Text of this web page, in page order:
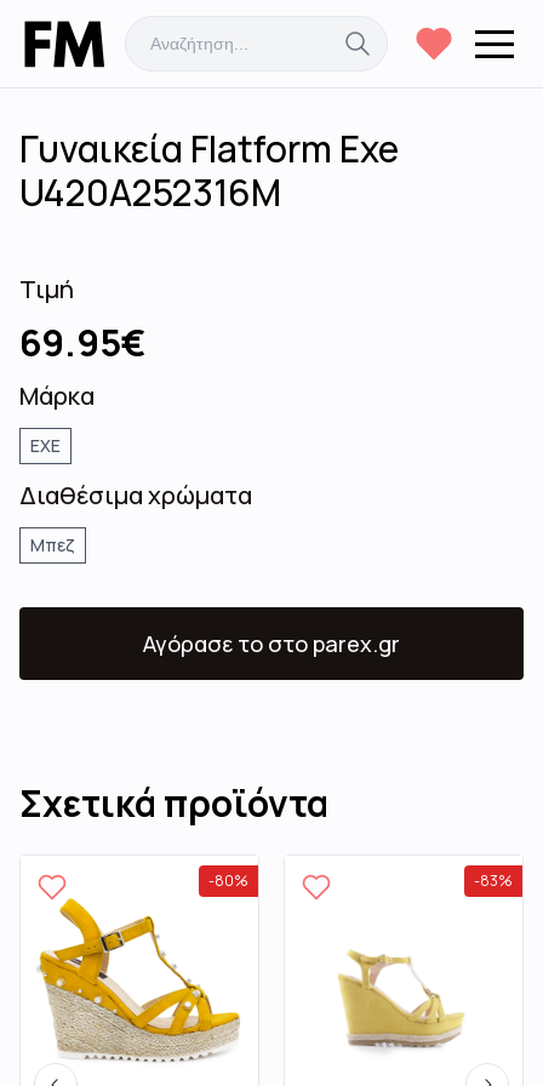
Γυναικεία Flatform Exe
U420A252316M
Τιμή
69.95€
Μάρκα
EXE
Διαθέσιμα χρώματα
Μπεζ
Αγόρασε το στο parex.gr
Σχετικά προϊόντα
-80% -83%